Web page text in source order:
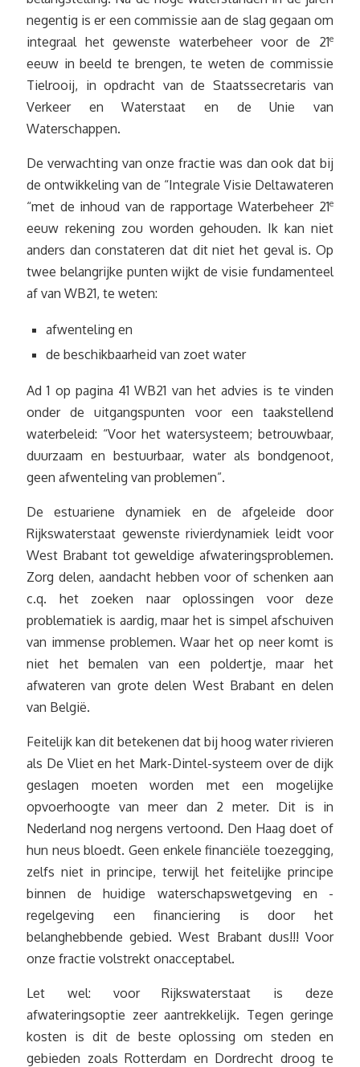
negentig is er een commissie aan de slag gegaan om
integraal het gewenste waterbeheer voor de 21e
eeuw in beeld te brengen, te weten de commissie
Tielrooij, in opdracht van de Staatssecretaris van
Verkeer en Waterstaat en de Unie van
Waterschappen.
De verwachting van onze fractie was dan ook dat bij
de ontwikkeling van de “Integrale Visie Deltawateren
“met de inhoud van de rapportage Waterbeheer 21e
eeuw rekening zou worden gehouden. Ik kan niet
anders dan constateren dat dit niet het geval is. Op
twee belangrijke punten wijkt de visie fundamenteel
af van WB21, te weten:
afwenteling en
de beschikbaarheid van zoet water
Ad 1 op pagina 41 WB21 van het advies is te vinden
onder de uitgangspunten voor een taakstellend
waterbeleid: “Voor het watersysteem; betrouwbaar,
duurzaam en bestuurbaar, water als bondgenoot,
geen afwenteling van problemen”.
De estuariene dynamiek en de afgeleide door
Rijkswaterstaat gewenste rivierdynamiek leidt voor
West Brabant tot geweldige afwateringsproblemen.
Zorg delen, aandacht hebben voor of schenken aan
c.q. het zoeken naar oplossingen voor deze
problematiek is aardig, maar het is simpel afschuiven
van immense problemen. Waar het op neer komt is
niet het bemalen van een poldertje, maar het
afwateren van grote delen West Brabant en delen
van België.
Feitelijk kan dit betekenen dat bij hoog water rivieren
als De Vliet en het Mark-Dintel-systeem over de dijk
geslagen moeten worden met een mogelijke
opvoerhoogte van meer dan 2 meter. Dit is in
Nederland nog nergens vertoond. Den Haag doet of
hun neus bloedt. Geen enkele financiële toezegging,
zelfs niet in principe, terwijl het feitelijke principe
binnen de huidige waterschapswetgeving en -
regelgeving een financiering is door het
belanghebbende gebied. West Brabant dus!!! Voor
onze fractie volstrekt onacceptabel.
Let wel: voor Rijkswaterstaat is deze
afwateringsoptie zeer aantrekkelijk. Tegen geringe
kosten is dit de beste oplossing om steden en
gebieden zoals Rotterdam en Dordrecht droog te